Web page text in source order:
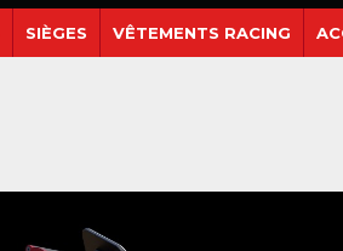
SIÈGES VÊTEMENTS RACING